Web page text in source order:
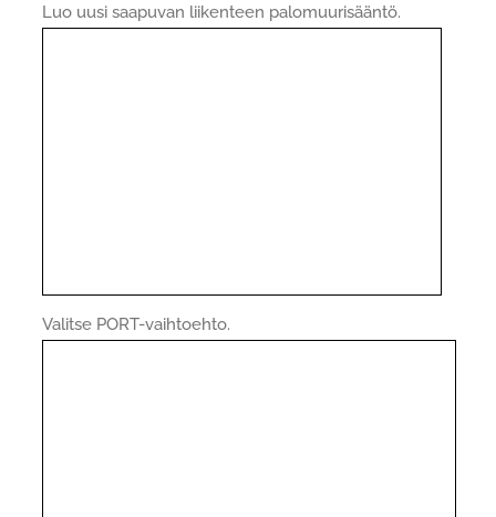
Luo uusi saapuvan liikenteen palomuurisääntö.
Valitse PORT-vaihtoehto.